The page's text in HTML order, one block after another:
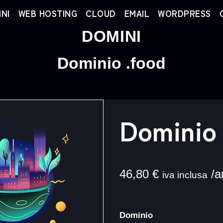
WEB HOSTING CLOUD EMAIL WORDPRESS
DOMINI
Dominio .food
46,80 € iva inclusa /
Dominio